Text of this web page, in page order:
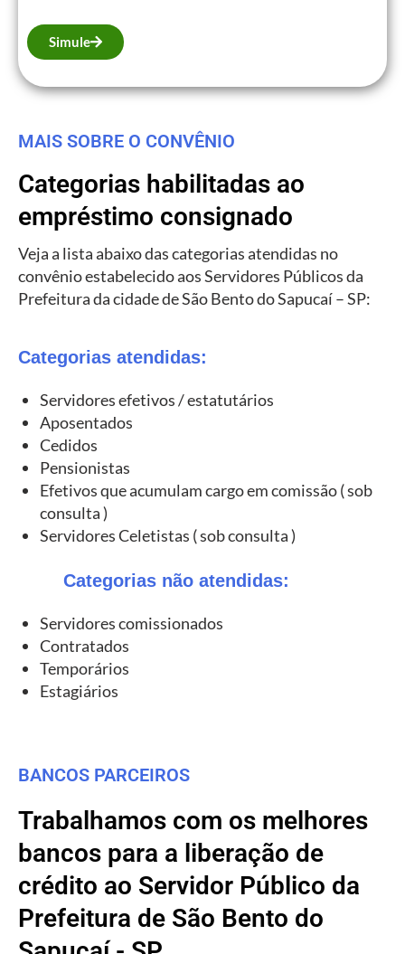
Simule
MAIS SOBRE O CONVÊNIO
Categorias habilitadas ao
empréstimo consignado
Veja a lista abaixo das categorias atendidas no
convênio estabelecido aos Servidores Públicos da
Prefeitura da cidade de São Bento do Sapucaí – SP:
Categorias atendidas:
Servidores efetivos / estatutários
Aposentados
Cedidos
Pensionistas
Efetivos que acumulam cargo em comissão ( sob
consulta )
Servidores Celetistas ( sob consulta )
Categorias não atendidas:
Servidores comissionados
Contratados
Temporários
Estagiários
BANCOS PARCEIROS
Trabalhamos com os melhores
bancos para a liberação de
crédito ao Servidor Público da
Prefeitura de São Bento do